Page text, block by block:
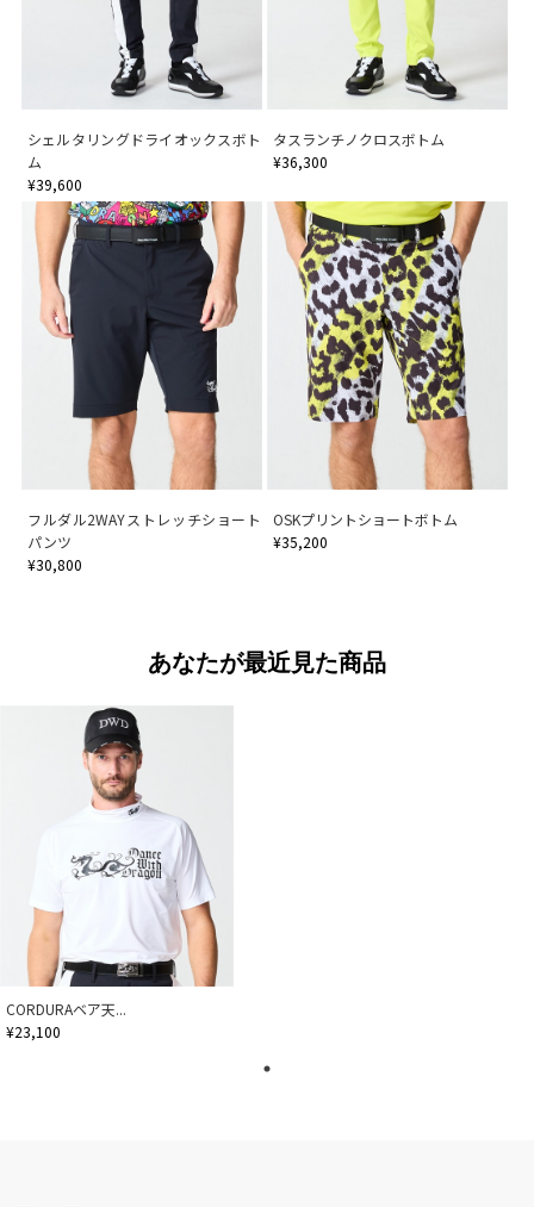
シェルタリングドライオックスボト
ム
¥39,600
タスランチノクロスボトム
¥36,300
フルダル2WAYストレッチショート
パンツ
¥30,800
OSKプリントショートボトム
¥35,200
あなたが最近見た商品
CORDURAベア天...
¥23,100